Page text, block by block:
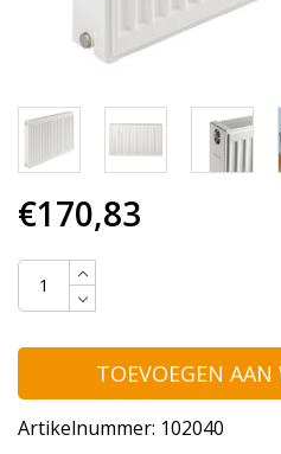
€170,83
TOEVOEGEN
Artikelnummer: 102040